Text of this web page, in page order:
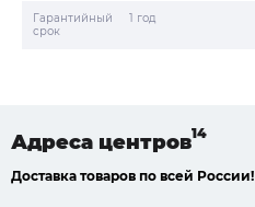
Гарантийный
срок
1 год
Адреса центров
Доставка товаров по всей России!